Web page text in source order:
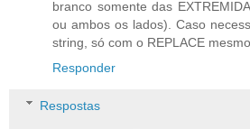
branco somente das
ou ambos os lados). Caso
string, só com o REPLACE mesmo.
Responder
Respostas